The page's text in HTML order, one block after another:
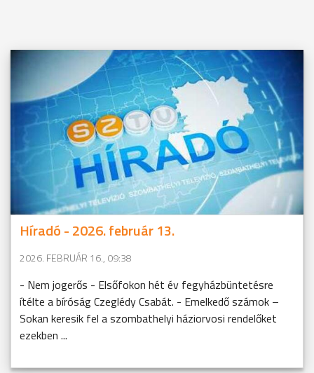
Híradó - 2026. február 13.
2026. FEBRUÁR 16., 09:38
- Nem jogerős - Elsőfokon hét év fegyházbüntetésre
ítélte a bíróság Czeglédy Csabát. - Emelkedő számok –
Sokan keresik fel a szombathelyi háziorvosi rendelőket
ezekben ...